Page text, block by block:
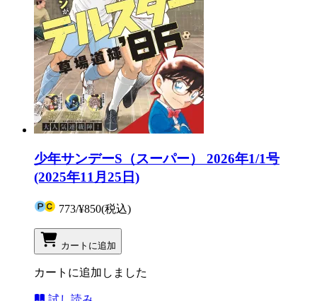
少年サンデーS（スーパー） 2026年1/1号
(2025年11月25日)
773/¥850(税込)
カートに追加
カートに追加しました